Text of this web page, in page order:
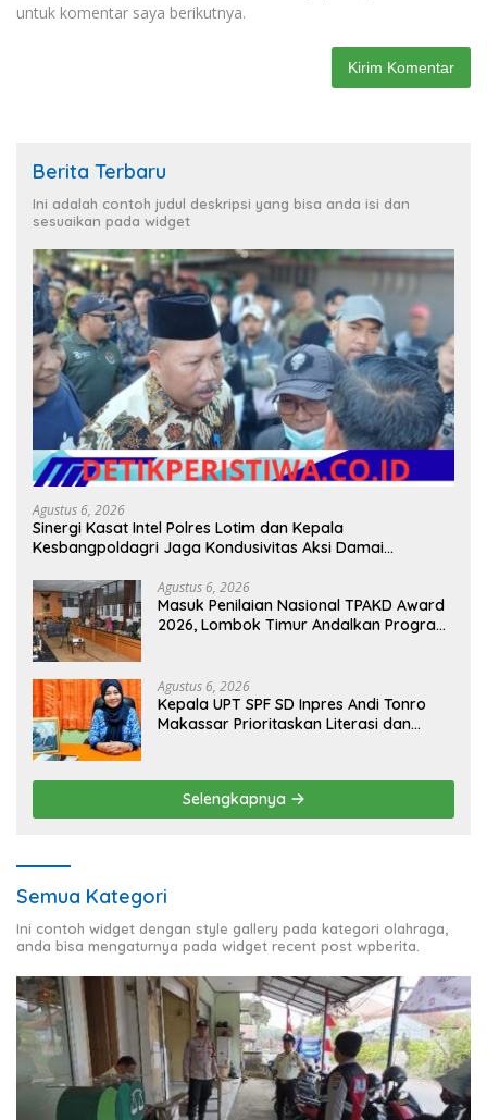
untuk komentar saya berikutnya.
Berita Terbaru
Ini adalah contoh judul deskripsi yang bisa anda isi dan
sesuaikan pada widget
Agustus 6, 2026
Sinergi Kasat Intel Polres Lotim dan Kepala
Kesbangpoldagri Jaga Kondusivitas Aksi Damai
Agustus 6, 2026
Masuk Penilaian Nasional TPAKD Award
2026, Lombok Timur Andalkan Program
Agustus 6, 2026
Kepala UPT SPF SD Inpres Andi Tonro
Makassar Prioritaskan Literasi dan
Selengkapnya
Semua Kategori
Ini contoh widget dengan style gallery pada kategori olahraga,
anda bisa mengaturnya pada widget recent post wpberita.